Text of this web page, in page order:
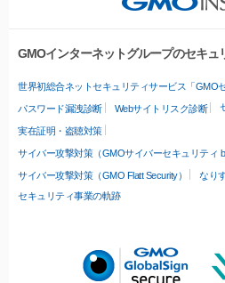
GMOインターネットグループのセキュ
世界初総合ネットセキュリティサービス「GMO
パスワード漏洩診断 Webサイトリスク診断
実在証明・盗聴対策
サイバー攻撃対策（GMOサイバーセキュリティ
サイバー攻撃対策（GMO Flatt Security）
なり
セキュリティ事業の軌跡